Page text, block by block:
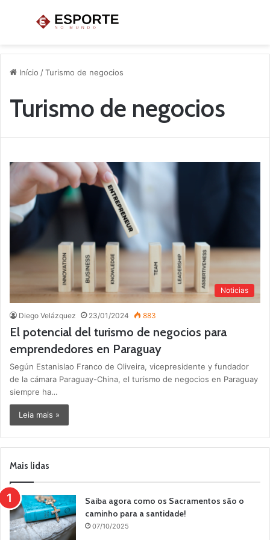
Menu
Início /Turismo de negocios
Turismo de negocios
Noticias
Diego Velázquez 23/01/2024 883
El potencial del turismo de negocios para
emprendedores en Paraguay
Según Estanislao Franco de Oliveira, vicepresidente y fundador
de la cámara Paraguay-China, el turismo de negocios en Paraguay
siempre ha…
Leia mais »
Mais lidas
Saiba agora como os Sacramentos são o
caminho para a santidade!
07/10/2025